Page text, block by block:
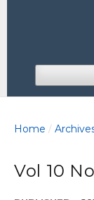
Home /
Vol 10